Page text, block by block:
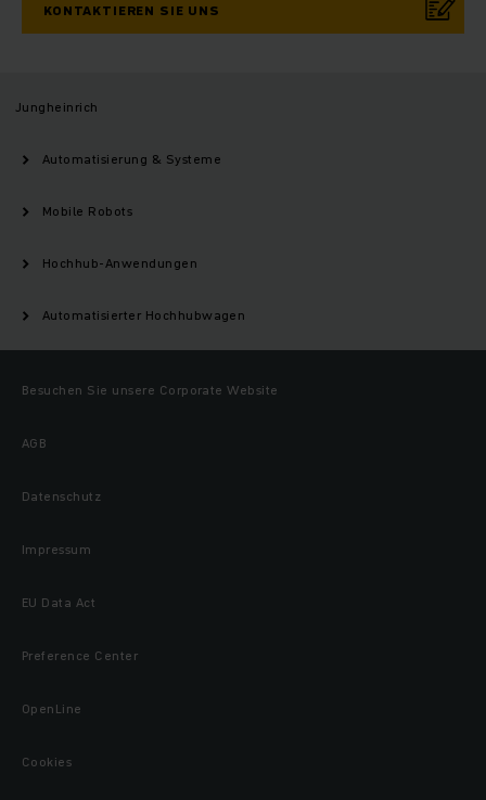
KONTAKTIEREN SIE UNS
Jungheinrich
Automatisierung & Systeme
Mobile Robots
Hochhub-Anwendungen
Automatisierter Hoch­hubwagen
Besuchen Sie unsere Corporate Website
AGB
Datenschutz
Impressum
EU Data Act
Preference Center
OpenLine
Cookies